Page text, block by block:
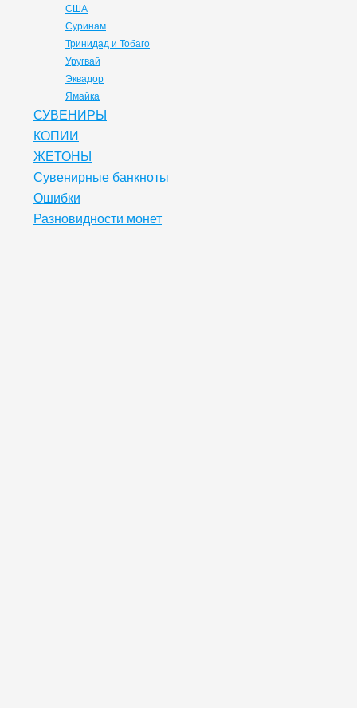
США
Суринам
Тринидад и Тобаго
Уругвай
Эквадор
Ямайка
СУВЕНИРЫ
КОПИИ
ЖЕТОНЫ
Сувенирные банкноты
Ошибки
Разновидности монет